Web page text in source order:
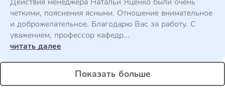
четкими, пояснения ясными. Отношение внимательное
и доброжелательное. Благодарю Вас за работу. С
уважением, профессор кафедр...
читать далее
Показать больше